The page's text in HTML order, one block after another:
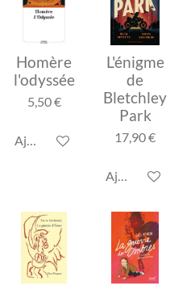
Homère
l'odyssée
5,50 €
Ajouter au panier
L'énigme
de
Bletchley
Park
17,90 €
Ajouter au